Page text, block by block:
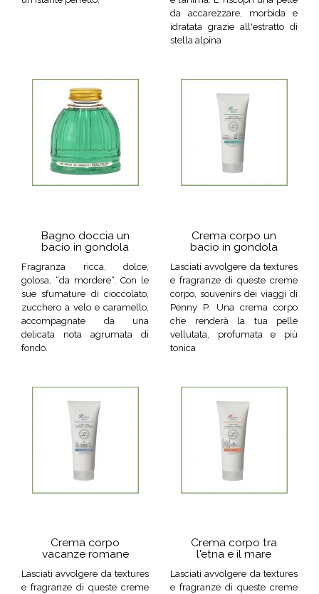
da accarezzare, morbida e
idratata grazie all'estratto di
stella alpina
Bagno doccia un
bacio in gondola
Fragranza ricca, dolce,
golosa, “da mordere“. Con le
sue sfumature di cioccolato,
zucchero a velo e caramello,
accompagnate da una
delicata nota agrumata di
fondo.
Crema corpo un
bacio in gondola
Lasciati avvolgere da textures
e fragranze di queste creme
corpo, souvenirs dei viaggi di
Penny P. Una crema corpo
che renderà la tua pelle
vellutata, profumata e più
tonica
Crema corpo
vacanze romane
Lasciati avvolgere da textures
e fragranze di queste creme
Crema corpo tra
l'etna e il mare
Lasciati avvolgere da textures
e fragranze di queste creme